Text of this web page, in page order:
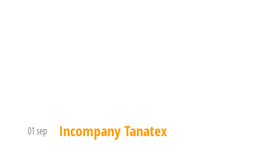
01 sep Incompany Tanatex